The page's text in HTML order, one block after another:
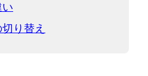
り替え